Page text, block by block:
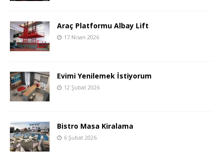
Araç Platformu Albay Lift
17 Nisan 2026
Evimi Yenilemek İstiyorum
12 Şubat 2026
Bistro Masa Kiralama
6 Şubat 2026